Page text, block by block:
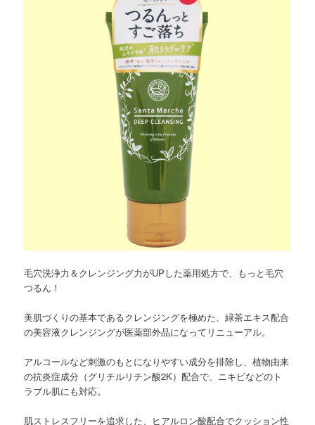
毛穴洗浄力＆クレンジング力がUPした薬用処方で、もっと毛穴
つるん！
美肌づくりの基本であるクレンジングを極めた、緑茶エキス配合
の美容液クレンジングが医薬部外品になってリニューアル。
アルコールなど刺激のもとになりやすい成分を排除し、植物由来
の抗炎症成分（グリチルリチン酸2K）配合で、ニキビなどのト
ラブル肌にも対応。
肌ストレスフリーを追求した、ヒアルロン酸配合でクッション性